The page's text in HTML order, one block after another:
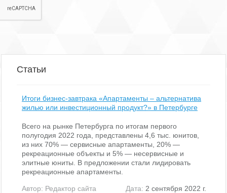
Ваше авто всегда чистое и готово к поездке.
+ Охраняемая территория. Круглосуточное видеонаблюдение и
+ Надежность. Просторные проезды, хорошее освещение и
исправные коммуникации.
Звоните, чтобы узнать подробности.
Статьи
Итоги бизнес-завтрака «Апартаменты – альтернатива
жилью или инвестиционный продукт?» в Петербурге
Всего на рынке Петербурга по итогам первого
полугодия 2022 года, представлены 4,6 тыс. юнитов,
из них 70% — сервисные апартаменты, 20% —
рекреационные объекты и 5% — несервисные и
элитные юниты. В предложении стали лидировать
рекреационные апартаменты.
Автор: Редактор сайта Дата: 2 сентября 2022 г.